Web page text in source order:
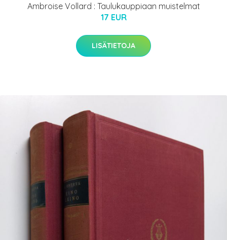
Ambroise Vollard : Taulukauppiaan muistelmat
17 EUR
LISÄTIETOJA